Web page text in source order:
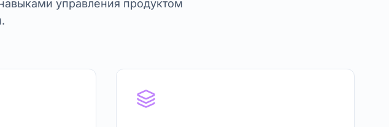
управления продуктом